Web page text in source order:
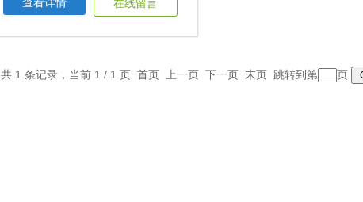
在线留言
共 1 条记录，当前 1 / 1 页 首页 上一页 下一页 末页 跳转到第 页